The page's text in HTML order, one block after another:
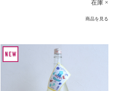
在庫 ×
商品を見る